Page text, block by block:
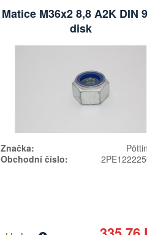
Matice M36x2 8,8 A2K DIN
disk
Značka:
Obchodní číslo: